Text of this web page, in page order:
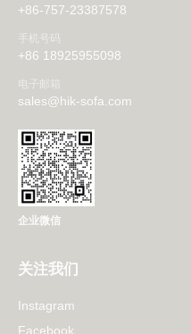
+86-757-23387578
手机号码
+86 18925955098
电子邮箱
sales@hik-sofa.com
企业微信
关注我们
Instagram
Facebook